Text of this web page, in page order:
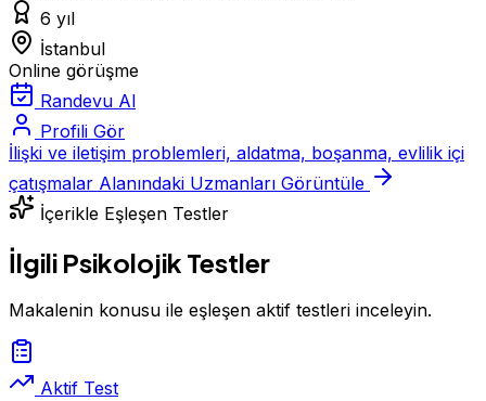
6 yıl
İstanbul
Online görüşme
Randevu Al
Profili Gör
İlişki ve iletişim problemleri, aldatma, boşanma, evlilik içi
çatışmalar Alanındaki Uzmanları Görüntüle
İçerikle Eşleşen Testler
İlgili Psikolojik Testler
Makalenin konusu ile eşleşen aktif testleri inceleyin.
Aktif Test